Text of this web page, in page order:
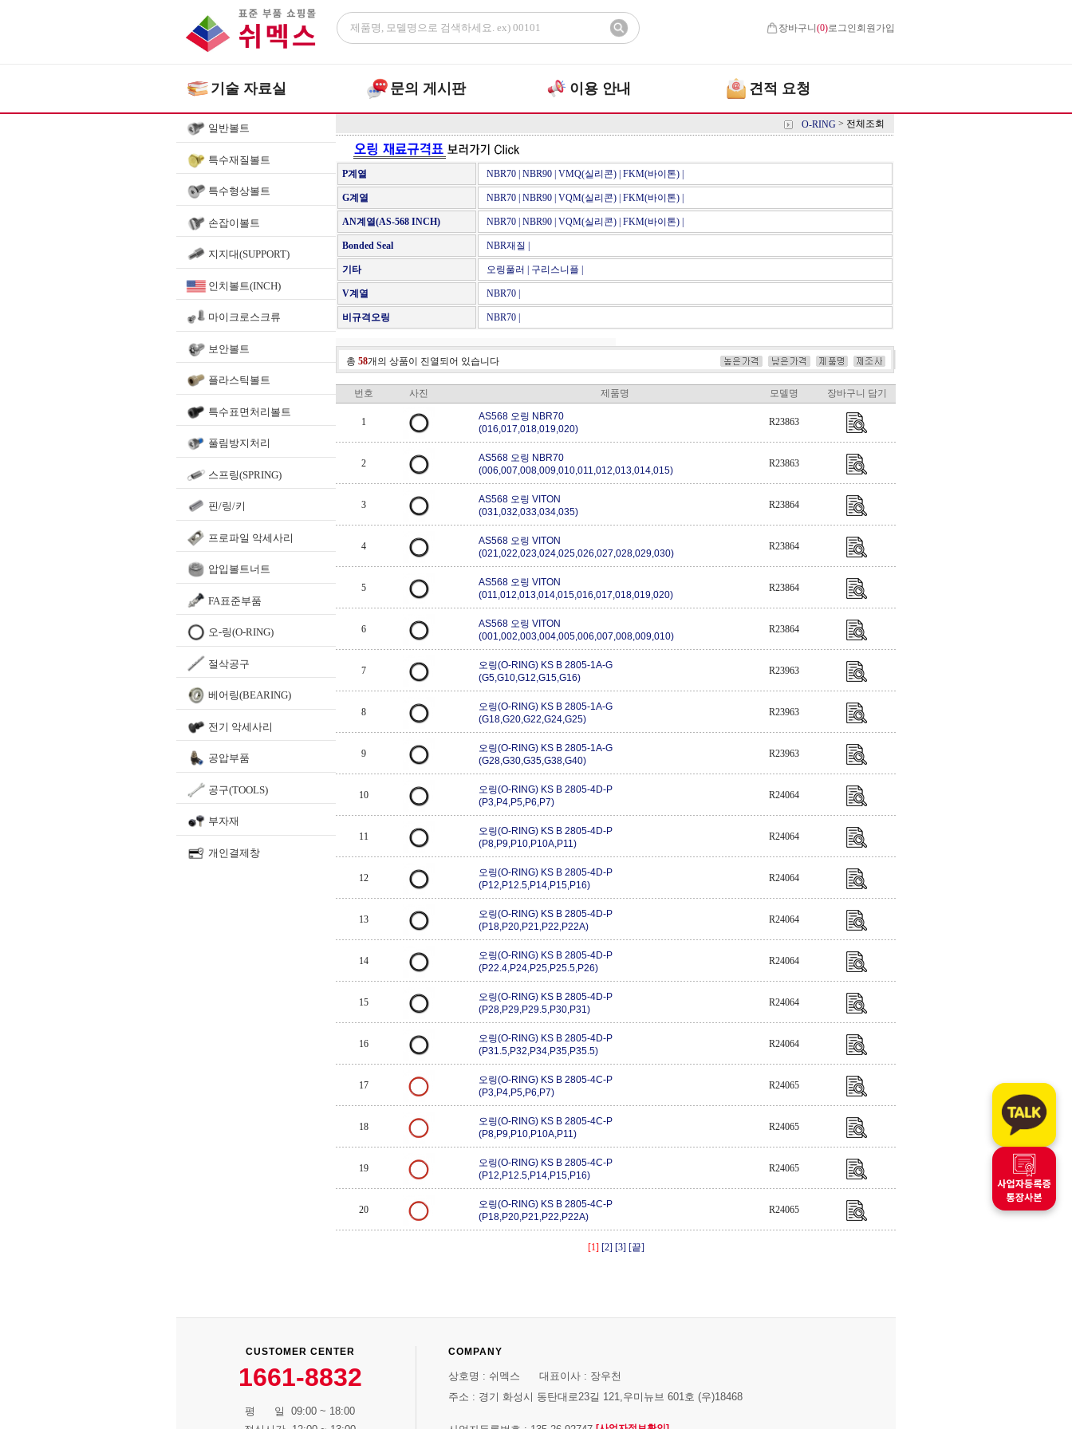
장바구니(0)로그인 회원가입
기술 자료실 문의 게시판 이용 안내 견적 요청
일반볼트
특수재질볼트
특수형상볼트
손잡이볼트
지지대(SUPPORT)
인치볼트(INCH)
마이크로스크류
보안볼트
플라스틱볼트
특수표면처리볼트
풀림방지처리
스프링(SPRING)
핀/링/키
프로파일 악세사리
압입볼트너트
FA표준부품
오-링(O-RING)
절삭공구
베어링(BEARING)
전기 악세사리
공압부품
공구(TOOLS)
부자재
개인결제창
O-RING > 전체조회
P계열 NBR70 | NBR90 | VMQ(실리콘) | FKM(바이톤) |
G계열 NBR70 | NBR90 | VQM(실리콘) | FKM(바이톤) |
AN계열(AS-568 INCH) NBR70 | NBR90 | VQM(실리콘) | FKM(바이톤) |
Bonded Seal NBR재질 |
기타 오링풀러 | 구리스니플 |
V계열 NBR70 |
비규격오링 NBR70 |
총 58개의 상품이 진열되어 있습니다
번호 사진 제품명 모델명 장바구니 담기
1
AS568 오링 NBR70
(016,017,018,019,020)
R23863
2
AS568 오링 NBR70
(006,007,008,009,010,011,012,013,014,015)
R23863
3
AS568 오링 VITON
(031,032,033,034,035)
R23864
4
AS568 오링 VITON
(021,022,023,024,025,026,027,028,029,030)
R23864
5
AS568 오링 VITON
(011,012,013,014,015,016,017,018,019,020)
R23864
6
AS568 오링 VITON
(001,002,003,004,005,006,007,008,009,010)
R23864
7
오링(O-RING) KS B 2805-1A-G
(G5,G10,G12,G15,G16)
R23963
8
오링(O-RING) KS B 2805-1A-G
(G18,G20,G22,G24,G25)
R23963
9
오링(O-RING) KS B 2805-1A-G
(G28,G30,G35,G38,G40)
R23963
10
오링(O-RING) KS B 2805-4D-P
(P3,P4,P5,P6,P7)
R24064
11
오링(O-RING) KS B 2805-4D-P
(P8,P9,P10,P10A,P11)
R24064
12
오링(O-RING) KS B 2805-4D-P
(P12,P12.5,P14,P15,P16)
R24064
13
오링(O-RING) KS B 2805-4D-P
(P18,P20,P21,P22,P22A)
R24064
14
오링(O-RING) KS B 2805-4D-P
(P22.4,P24,P25,P25.5,P26)
R24064
15
오링(O-RING) KS B 2805-4D-P
(P28,P29,P29.5,P30,P31)
R24064
16
오링(O-RING) KS B 2805-4D-P
(P31.5,P32,P34,P35,P35.5)
R24064
17
오링(O-RING) KS B 2805-4C-P
(P3,P4,P5,P6,P7)
R24065
18
오링(O-RING) KS B 2805-4C-P
(P8,P9,P10,P10A,P11)
R24065
19
오링(O-RING) KS B 2805-4C-P
(P12,P12.5,P14,P15,P16)
R24065
20
오링(O-RING) KS B 2805-4C-P
(P18,P20,P21,P22,P22A)
R24065
[1] [2] [3] [끝]
CUSTOMER CENTER
1661-8832
평 일 09:00 ~ 18:00
COMPANY
상호명 : 쉬멕스 대표이사 : 장우천
주소 : 경기 화성시 동탄대로23길 121,우미뉴브 601호 (우)18468